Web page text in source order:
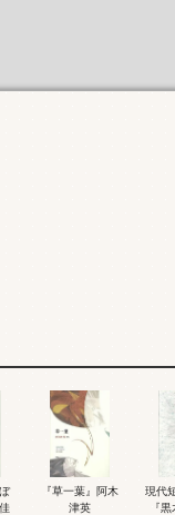
『草一葉』阿木
津英
現代
『